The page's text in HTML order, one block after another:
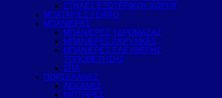
ΣΤΗΛΕΣ ΕΞΩΤΕΡΙΚΟΥ ΧΩΡΟΥ
ΜΠΑΤΑΡΙΕΣ FERRO
ΜΠΑΝΙΕΡΕΣ
ΜΠΑΝΙΕΡΕΣ ΥΔΡΟΜΑΣΑΖ
ΜΠΑΝΙΕΡΕΣ ΑΚΡΥΛΙΚΕΣ
ΜΠΑΝΙΕΡΕΣ ΕΛΕΥΘΕΡΗΣ
ΤΟΠΟΘΕΤΗΣΗΣ
ΣΠΑ
ΠΟΡΣΕΛΑΝΕΣ
ΛΕΚΑΝΕΣ
ΝΙΠΤΗΡΕΣ